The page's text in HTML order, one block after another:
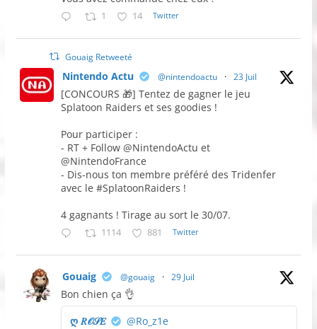
1 14 Twitter
Gouaig Retweeté
Nintendo Actu @nintendoactu · 23 Juil
[CONCOURS 🎁] Tentez de gagner le jeu
Splatoon Raiders et ses goodies !
Pour participer :
- RT + Follow @NintendoActu et
@NintendoFrance
- Dis-nous ton membre préféré des Tridenfer
avec le #SplatoonRaiders !
4 gagnants ! Tirage au sort le 30/07.
1114 881 Twitter
Gouaig @gouaig · 29 Juil
Bon chien ça 👌
ღ 𝑅𝒪𝒮𝐸
@Ro_z1e